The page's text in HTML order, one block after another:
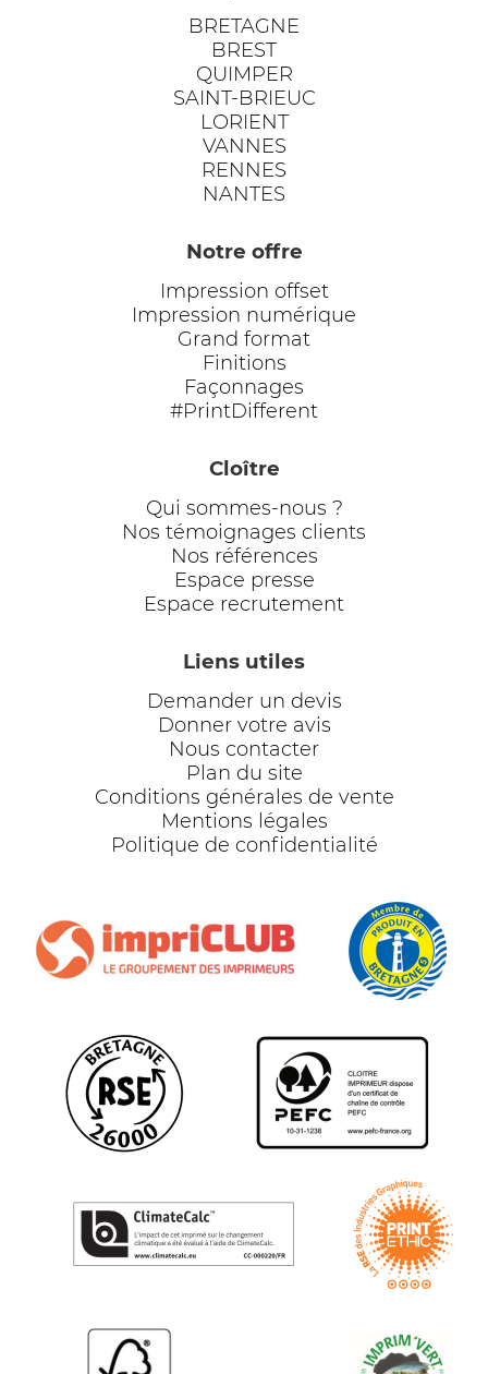
BRETAGNE
BREST
QUIMPER
SAINT-BRIEUC
LORIENT
VANNES
RENNES
NANTES
Notre offre
Impression offset
Impression numérique
Grand format
Finitions
Façonnages
#PrintDifferent
Cloître
Qui sommes-nous ?
Nos témoignages clients
Nos références
Espace presse
Espace recrutement
Liens utiles
Demander un devis
Donner votre avis
Nous contacter
Plan du site
Conditions générales de vente
Mentions légales
Politique de confidentialité